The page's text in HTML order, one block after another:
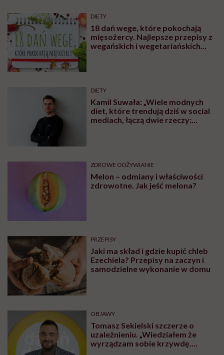
DIETY
18 dań wege, które pokochają
mięsożercy. Najlepsze przepisy z
wegańskich i wegetariańskich
DIETY
Kamil Suwała: „Wiele modnych
diet, które trendują dziś w social
mediach, łączą dwie rzeczy:
ZDROWE ODŻYWIANIE
Melon – odmiany i właściwości
zdrowotne. Jak jeść melona?
PRZEPISY
Jaki ma skład i gdzie kupić chleb
Ezechiela? Przepisy na zaczyn i
samodzielne wykonanie w domu
OBJAWY
Tomasz Sekielski szczerze o
uzależnieniu. „Wiedziałem że
wyrządzam sobie krzywdę.